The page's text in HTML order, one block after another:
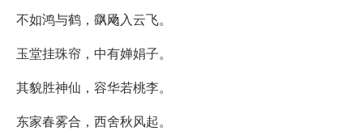
不如鸿与鹤，飖飏入云飞。
玉堂挂珠帘，中有婵娟子。
其貌胜神仙，容华若桃李。
东家春雾合，西舍秋风起。